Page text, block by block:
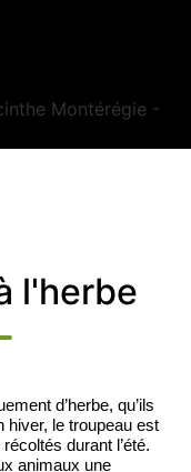
l'herbe
d’herbe, qu’ils
hiver, le troupeau est
durant l’été.
animaux une